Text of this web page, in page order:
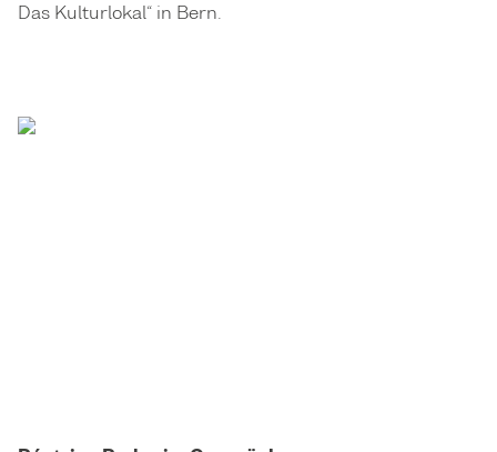
Das Kulturlokal“ in Bern.